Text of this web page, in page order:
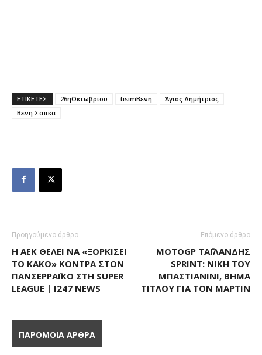
ΕΤΙΚΕΤΕΣ 26ηΟκτωβριου tisimΒενη
Άγιος Δημήτριος
Βενη Σαπκα
Προηγούμενο άρθρο
Η ΑΕΚ ΘΈΛΕΙ ΝΑ «ΞΟΡΚΊΣΕΙ
ΤΟ ΚΑΚΌ» ΚΌΝΤΡΑ ΣΤΟΝ
ΠΑΝΣΕΡΡΑΪΚΌ ΣΤΗ SUPER
LEAGUE | I247 NEWS
Επόμενο άρθρο
MOTOGP ΤΑΪΛΆΝΔΗΣ
SPRINT: ΝΊΚΗ ΤΟΥ
ΜΠΑΣΤΙΑΝΊΝΙ, ΒΉΜΑ
ΤΊΤΛΟΥ ΓΙΑ ΤΟΝ ΜΑΡΤΊΝ
ΠΑΡΟΜΟΙΑ ΑΡΘΡΑ